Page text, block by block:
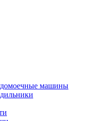
машины